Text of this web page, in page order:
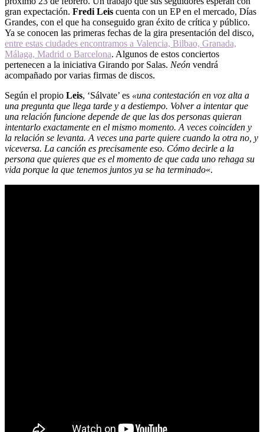
gran expectación. Fredi Leis cuenta con un EP en el mercado, Días
Grandes, con el que ha conseguido gran éxito de crítica y público.
Ya se conocen las primeras fechas de la gira presentación del disco,
entre estas ciudades encontramos a Valencia, Bilbao, Granada,
Málaga, Madrid o Barcelona. Algunos de estos conciertos
pertenecen a la iniciativa Girando por Salas. Neón vendrá
acompañado por varias firmas de discos.
Según el propio Leis, ‘Sálvate’ es «una contestación en voz alta a
una pregunta que llega tarde y a destiempo. Volver a intentar que
una relación funcione depende de que las dos personas quieran
intentarlo exactamente en el mismo momento. A veces coinciden y
la relación se levanta. A veces una parte quiere cuando la otra no, y
viceversa. La canción es precisamente eso. Cómo decirle a la
persona que quieres que es el momento de que cada uno rehaga su
vida porque la que tenemos juntos ya se ha terminado«.